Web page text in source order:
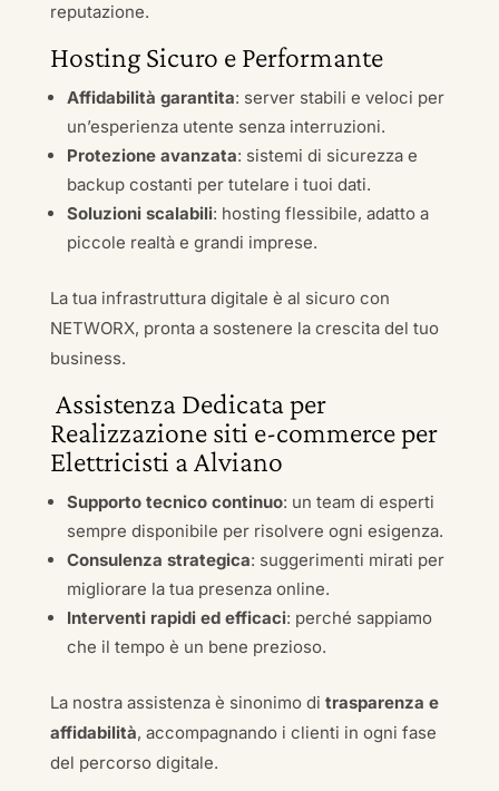
reputazione.
Hosting Sicuro e Performante
Affidabilità garantita: server stabili e veloci per
un’esperienza utente senza interruzioni.
Protezione avanzata: sistemi di sicurezza e
backup costanti per tutelare i tuoi dati.
Soluzioni scalabili: hosting flessibile, adatto a
piccole realtà e grandi imprese.
La tua infrastruttura digitale è al sicuro con
NETWORX, pronta a sostenere la crescita del tuo
business.
Assistenza Dedicata per
Realizzazione siti e-commerce per
Elettricisti a Alviano
Supporto tecnico continuo: un team di esperti
sempre disponibile per risolvere ogni esigenza.
Consulenza strategica: suggerimenti mirati per
migliorare la tua presenza online.
Interventi rapidi ed efficaci: perché sappiamo
che il tempo è un bene prezioso.
La nostra assistenza è sinonimo di trasparenza e
affidabilità, accompagnando i clienti in ogni fase
del percorso digitale.